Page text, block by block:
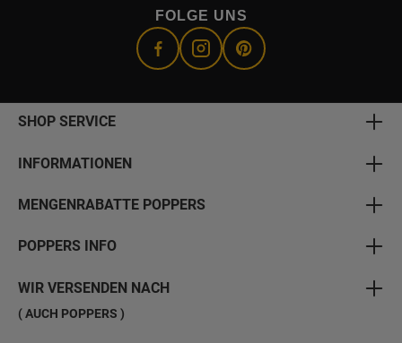
FOLGE UNS
SHOP SERVICE
INFORMATIONEN
MENGENRABATTE POPPERS
POPPERS INFO
WIR VERSENDEN NACH
( AUCH POPPERS )